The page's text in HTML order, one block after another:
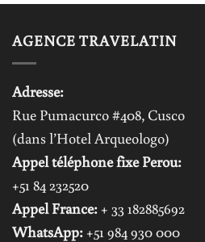
AGENCE TRAVELATIN
Adresse:
Rue Pumacurco #408, Cusco
(dans l’Hotel Arqueologo)
Appel téléphone fixe Perou:
+51 84 232520
Appel France: + 33 182885692
WhatsApp: +51 984 930 000